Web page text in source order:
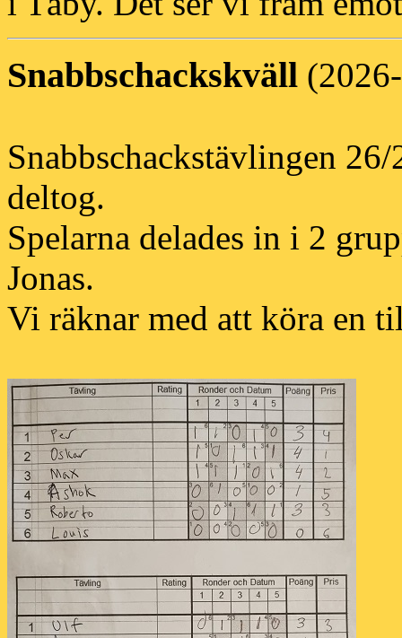
Snabbschackskväll
Snabbschackstävlingen
deltog.
Spelarna delades in i 2
Jonas.
Vi räknar med att köra en